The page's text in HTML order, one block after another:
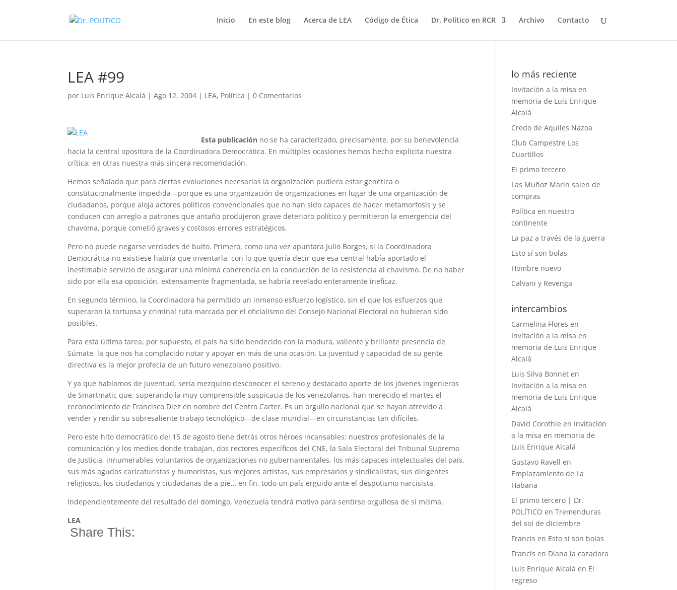
Inicio En este blog Acerca de LEA Código de Ética Dr. Político en RCR Archivo Contacto
LEA #99
por Luis Enrique Alcalá |Ago 12, 2004 | LEA, Política |0 Comentarios
Esta publicación no se ha caracterizado, precisamente, por su benevolencia
hacia la central opositora de la Coordinadora Democrática. En múltiples ocasiones hemos hecho explícita nuestra
crítica; en otras nuestra más sincera recomendación.
Hemos señalado que para ciertas evoluciones necesarias la organización pudiera estar genética o
constitucionalmente impedida—porque es una organización de organizaciones en lugar de una organización de
ciudadanos, porque aloja actores políticos convencionales que no han sido capaces de hacer metamorfosis y se
conducen con arreglo a patrones que antaño produjeron grave deterioro político y permitieron la emergencia del
chavoma, porque cometió graves y costosos errores estratégicos.
Pero no puede negarse verdades de bulto. Primero, como una vez apuntara Julio Borges, si la Coordinadora
Democrática no existiese habría que inventarla, con lo que quería decir que esa central había aportado el
inestimable servicio de asegurar una mínima coherencia en la conducción de la resistencia al chavismo. De no haber
sido por ella esa oposición, extensamente fragmentada, se habría revelado enteramente ineficaz.
En segundo término, la Coordinadora ha permitido un inmenso esfuerzo logístico, sin el que los esfuerzos que
superaron la tortuosa y criminal ruta marcada por el oficialismo del Consejo Nacional Electoral no hubieran sido
posibles.
Para esta última tarea, por supuesto, el país ha sido bendecido con la madura, valiente y brillante presencia de
Súmate, la que nos ha complacido notar y apoyar en más de una ocasión. La juventud y capacidad de su gente
directiva es la mejor profecía de un futuro venezolano positivo.
Y ya que hablamos de juventud, sería mezquino desconocer el sereno y destacado aporte de los jóvenes ingenieros
de Smartmatic que, superando la muy comprensible suspicacia de los venezolanos, han merecido el martes el
reconocimiento de Francisco Diez en nombre del Centro Carter. Es un orgullo nacional que se hayan atrevido a
vender y rendir su sobresaliente trabajo tecnológico—de clase mundial—en circunstancias tan difíciles.
Pero este hito democrático del 15 de agosto tiene detrás otros héroes incansables: nuestros profesionales de la
comunicación y los medios donde trabajan, dos rectores específicos del CNE, la Sala Electoral del Tribunal Supremo
de Justicia, innumerables voluntarios de organizaciones no gubernamentales, los más capaces intelectuales del país,
sus más agudos caricaturistas y humoristas, sus mejores artistas, sus empresarios y sindicalistas, sus dirigentes
religiosos, los ciudadanos y ciudadanas de a pie… en fin, todo un país erguido ante el despotismo narcisista.
Independientemente del resultado del domingo, Venezuela tendrá motivo para sentirse orgullosa de sí misma.
LEA
Share This:
lo más reciente
Invitación a la misa en
memoria de Luis Enrique
Alcalá
Credo de Aquiles Nazoa
Club Campestre Los
Cuartillos
El primo tercero
Las Muñoz Marín salen de
compras
Política en nuestro
continente
La paz a través de la guerra
Esto sí son bolas
Hombre nuevo
Calvani y Revenga
intercambios
Carmelina Flores en
Invitación a la misa en
memoria de Luis Enrique
Alcalá
Luis Silva Bonnet en
Invitación a la misa en
memoria de Luis Enrique
Alcalá
David Corothie en Invitación
a la misa en memoria de
Luis Enrique Alcalá
Gustavo Ravell en
Emplazamiento de La
Habana
El primo tercero | Dr.
POLÍTICO enTremenduras
del sol de diciembre
Francis en Esto sí son bolas
Francis en Diana la cazadora
Luis Enrique Alcalá en El
regreso